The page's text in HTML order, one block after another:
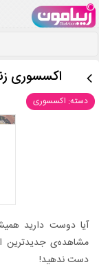
اکسسوری
دسته: اکسسوری
آیا دوست دارید
دست ندهید!